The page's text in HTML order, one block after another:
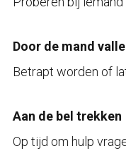
Door de mand
Betrapt worden of
Aan de bel trekken
Op tijd om hulp